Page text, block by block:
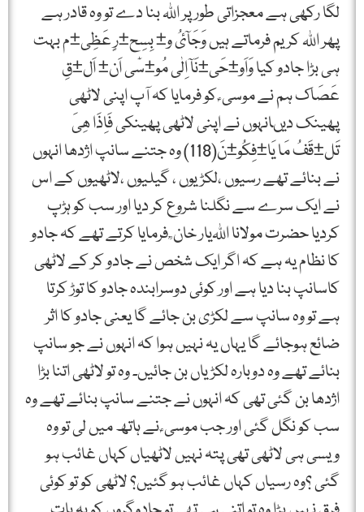
لگا رکھی ہے معجزاتی طور پر اﷲ بنا دے تو وہ قادر ہے
پھر اﷲ کریم فرماتے ہیں وَجَآئُ و± بِسِح±رٍ عَظِی±م بہت
ہی بڑا جادو کیا وَاَو±حَی±نَآ اِلٰی مُو±سٰٓی اَن± اَل±قِ
عَصَاک ہم نے موسی ؑ کو فرمایا کہ آپ اپنی لاٹھی
پھینک دیںانہوں نے اپنی لاٹھی پھینکی فَاِذَا ھِیَ
تَل±قَفُ مَا یَا±فِکُو±نَ(118) وہ جتنے سانپ اژدھا انہوں
نے بنائے تھے رسیوں ،لکڑیوں ، گیلیوں ،لاٹھیوں کے اس
نے ایک سرے سے نگلنا شروع کر دیا اور سب کو ہڑپ
کردیا حضرت مولانا اﷲیار خان ؒ فرمایا کرتے تھے کہ جادو
کا نظام یہ ہے کہ اگر ایک شخص نے جادو کر کے لاٹھی
کاسانپ بنا دیا ہے اور کوئی دوسرابندہ جادو کا توڑ کرتا
ہے تو وہ سانپ سے لکڑی بن جائے گا یعنی جادو کا اثر
ضائع ہوجائے گا یہاں یہ نہیں ہوا کہ انہوں نے جو سانپ
بنائے تھے وہ دوبارہ لکڑیاں بن جائیں۔ وہ تو لاٹھی اتنا بڑا
اژدھا بن گئی تھی کہ انہوں نے جتنے سانپ بنائے تھے وہ
سب کو نگل گئی اور جب موسی ؑ نے ہاتھ میں لی تو وہ
ویسی ہی لاٹھی تھی پتہ نہیں لاٹھیاں کہاں غائب ہو
گئی ؟وہ رسیاں کہاں غائب ہو گئیں؟ لاٹھی کو تو کوئی